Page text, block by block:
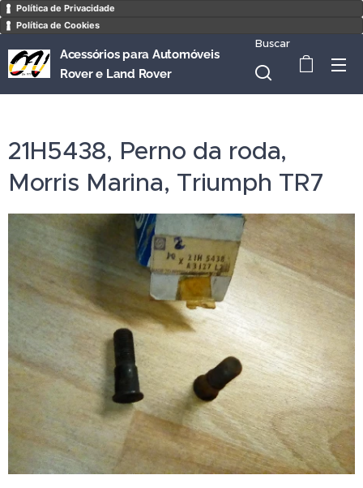
Política de Privacidade
Política de Cookies
Acessórios para Automóveis
Rover e Land Rover
Buscar
21H5438, Perno da roda,
Morris Marina, Triumph TR7